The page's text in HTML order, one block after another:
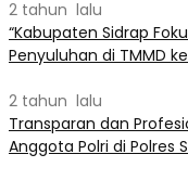
2 tahun lalu
“Kabupaten Sidrap
Penyuluhan di TMMD
2 tahun lalu
Transparan dan
Anggota Polri di Polres